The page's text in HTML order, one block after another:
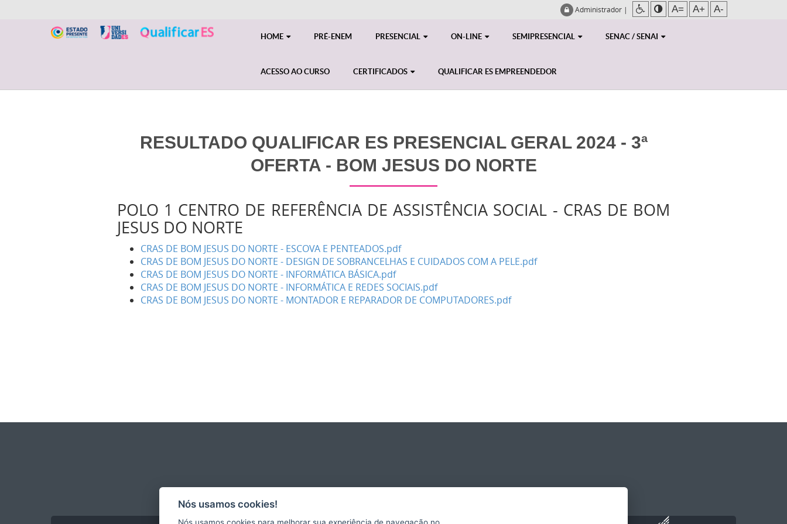
Administrador | A= A+ A-
HOME PRÉ-ENEM PRESENCIAL ON-LINE SEMIPRESENCIAL SENAC / SENAI
ACESSO AO CURSO CERTIFICADOS QUALIFICAR ES EMPREENDEDOR
RESULTADO QUALIFICAR ES PRESENCIAL GERAL 2024 - 3ª
OFERTA - BOM JESUS DO NORTE
POLO 1 CENTRO DE REFERÊNCIA DE ASSISTÊNCIA SOCIAL - CRAS DE BOM
JESUS DO NORTE
CRAS DE BOM JESUS DO NORTE - ESCOVA E PENTEADOS.pdf
CRAS DE BOM JESUS DO NORTE - DESIGN DE SOBRANCELHAS E CUIDADOS COM A PELE.pdf
CRAS DE BOM JESUS DO NORTE - INFORMÁTICA BÁSICA.pdf
CRAS DE BOM JESUS DO NORTE - INFORMÁTICA E REDES SOCIAIS.pdf
CRAS DE BOM JESUS DO NORTE - MONTADOR E REPARADOR DE COMPUTADORES.pdf
Nós usamos cookies!